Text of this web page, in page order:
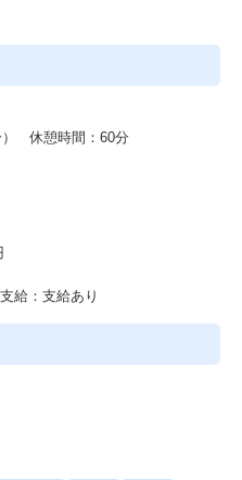
） 休憩時間：60分
給：支給あり